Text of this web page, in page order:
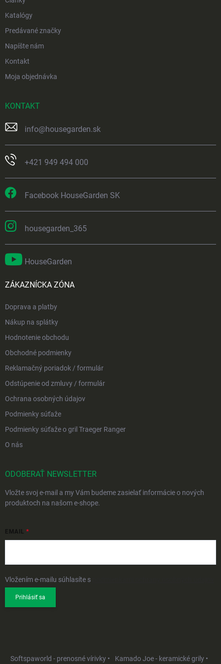
Katalógy
Predávané značky
Napíšte nám
Kontakt
Moja objednávka
KONTAKT
info@housegarden.sk
+421 949 494 000
Facebook HouseGarden SK
housegarden_365
HouseGarden
ZÁKAZNÍCKA ZÓNA
Doprava a platby
Nákup na splátky
Hodnotenie obchodu
Obchodné podmienky
Reklamačný poriadok / formulár
Odstúpenie od zmluvy / formulár
Ochrana osobných údajov
Podmienky súťaže
Podmienky súťaže o gril Traeger Ranger
O nás
ODOBERAŤ NEWSLETTER
Vložte svoj e-mail a my Vám budeme zasielať informácie o nových
produktoch na našom e-shope.
EMAIL
Vložením e-mailu súhlasíte s
Prihlásiť sa
Softspaworld - prenosné vírivky • Kamado Joe - keramické grily •